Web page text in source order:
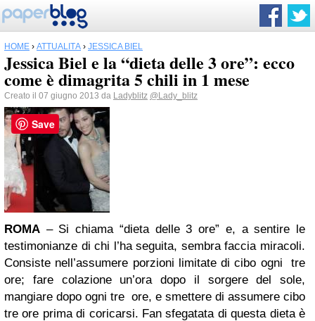
HOME › ATTUALITÀ › JESSICA BIEL
Jessica Biel e la “dieta delle 3 ore”: ecco
come è dimagrita 5 chili in 1 mese
Creato il 07 giugno 2013 da Ladyblitz @Lady_blitz
ROMA – Si chiama “dieta delle 3 ore” e, a sentire le
testimonianze di chi l’ha seguita, sembra faccia miracoli.
Consiste nell’assumere porzioni limitate di cibo ogni tre
ore; fare colazione un’ora dopo il sorgere del sole,
mangiare dopo ogni tre ore, e smettere di assumere cibo
tre ore prima di coricarsi. Fan sfegatata di questa dieta è
Save